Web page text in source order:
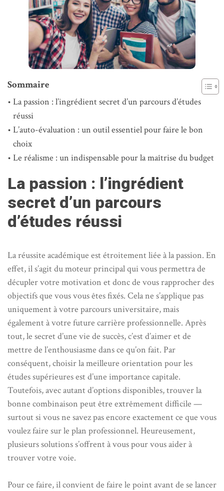
Sommaire
La passion : l’ingrédient secret d’un parcours d’études
réussi
L’auto-évaluation : un outil essentiel pour faire le bon
choix
Le réalisme : un indispensable pour la maîtrise du budget
La passion : l’ingrédient
secret d’un parcours
d’études réussi
La réussite académique est étroitement liée à la passion. En
effet, il s’agit du moteur principal qui vous permettra de
décupler votre motivation et donc de vous rapprocher des
objectifs que vous vous êtes fixés. Cela ne s’applique pas
uniquement à votre parcours universitaire, mais
également à votre future carrière professionnelle. Après
tout, le secret d’une vie de succès, c’est d’aimer et de
mettre de l’enthousiasme dans ce qu’on fait. Par
conséquent, choisir la meilleure orientation pour les
études supérieures est d’une importance capitale.
Toutefois, avec autant d’options disponibles, trouver la
bonne combinaison peut être extrêmement difficile —
surtout si vous ne savez pas encore exactement ce que vous
voulez faire sur le plan professionnel. Heureusement,
plusieurs solutions s’offrent à vous pour vous aider à
trouver votre voie.
Pour ce faire, il convient de faire le point avant de se lancer